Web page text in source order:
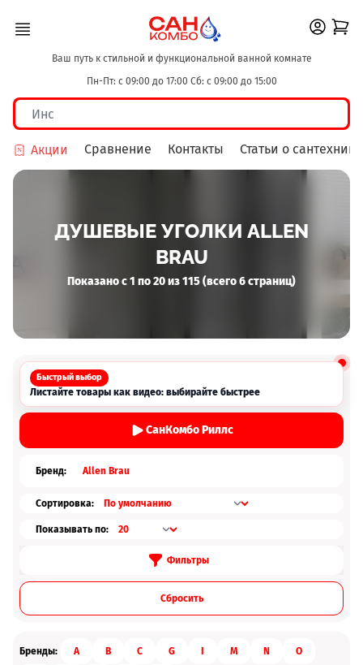
Ваш путь к стильной и функциональной ванной комнате
Пн-Пт: с 09:00 до 17:00 Сб: с 09:00 до 15:00
Акции Сравнение Контакты Статьи о сантехнике
ДУШЕВЫЕ УГОЛКИ ALLEN
BRAU
Показано с 1 по 20 из 115 (всего 6 страниц)
Быстрый выбор
Листайте товары как видео: выбирайте быстрее
СанКомбо Риллс
Бренд: Allen Brau
Сортировка:
Показывать по:
Фильтры
Cбросить
Бренды: A B C G M N O